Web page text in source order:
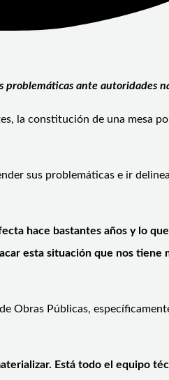
ante autoridades
la constitución de una mesa
sus problemáticas e ir
hace bastantes años y lo
esta situación que nos tiene
Obras Públicas,
Está todo el equipo